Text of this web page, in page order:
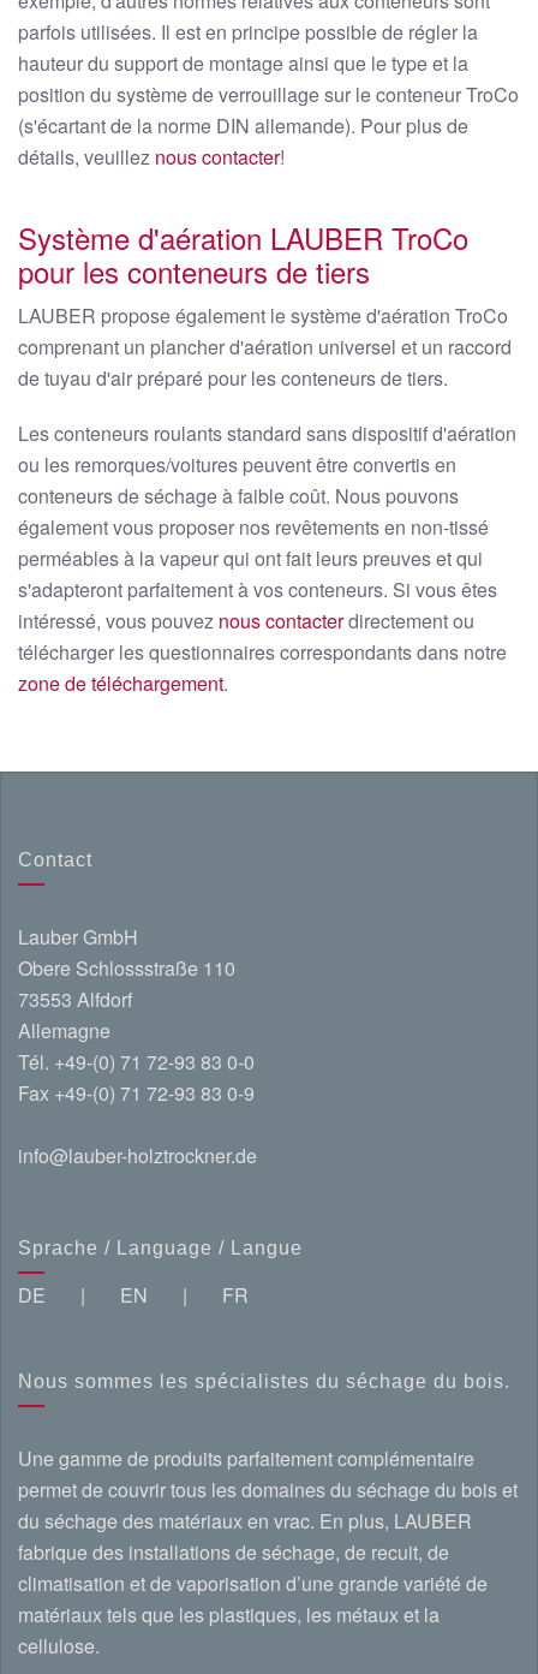
parfois utilisées. Il est en principe possible de régler la
hauteur du support de montage ainsi que le type et la
position du système de verrouillage sur le conteneur TroCo
(s'écartant de la norme DIN allemande). Pour plus de
détails, veuillez nous contacter!
Système d'aération LAUBER TroCo
pour les conteneurs de tiers
LAUBER propose également le système d'aération TroCo
comprenant un plancher d'aération universel et un raccord
de tuyau d'air préparé pour les conteneurs de tiers.
Les conteneurs roulants standard sans dispositif d'aération
ou les remorques/voitures peuvent être convertis en
conteneurs de séchage à faible coût. Nous pouvons
également vous proposer nos revêtements en non-tissé
perméables à la vapeur qui ont fait leurs preuves et qui
s'adapteront parfaitement à vos conteneurs. Si vous êtes
intéressé, vous pouvez nous contacterdirectement ou
télécharger les questionnaires correspondants dans notre
zone de téléchargement.
Contact
Lauber GmbH
Obere Schlossstraße 110
73553 Alfdorf
Allemagne
Tél. +49-(0) 71 72-93 83 0-0
Fax +49-(0) 71 72-93 83 0-9
info@lauber-holztrockner.de
Sprache / Language / Langue
DE | EN | FR
Nous sommes les spécialistes du séchage du bois.
Une gamme de produits parfaitement complémentaire
permet de couvrir tous les domaines du séchage du bois et
du séchage des matériaux en vrac. En plus, LAUBER
fabrique des installations de séchage, de recuit, de
climatisation et de vaporisation d’une grande variété de
matériaux tels que les plastiques, les métaux et la
cellulose.